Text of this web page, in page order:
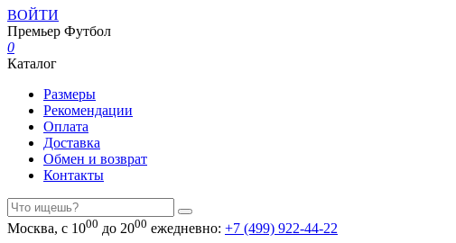
ВОЙТИ
Премьер Футбол
0
Каталог
Размеры
Рекомендации
Оплата
Доставка
Обмен и возврат
Контакты
Москва, с 1000 до 2000 ежедневно: +7 (499) 922-44-22